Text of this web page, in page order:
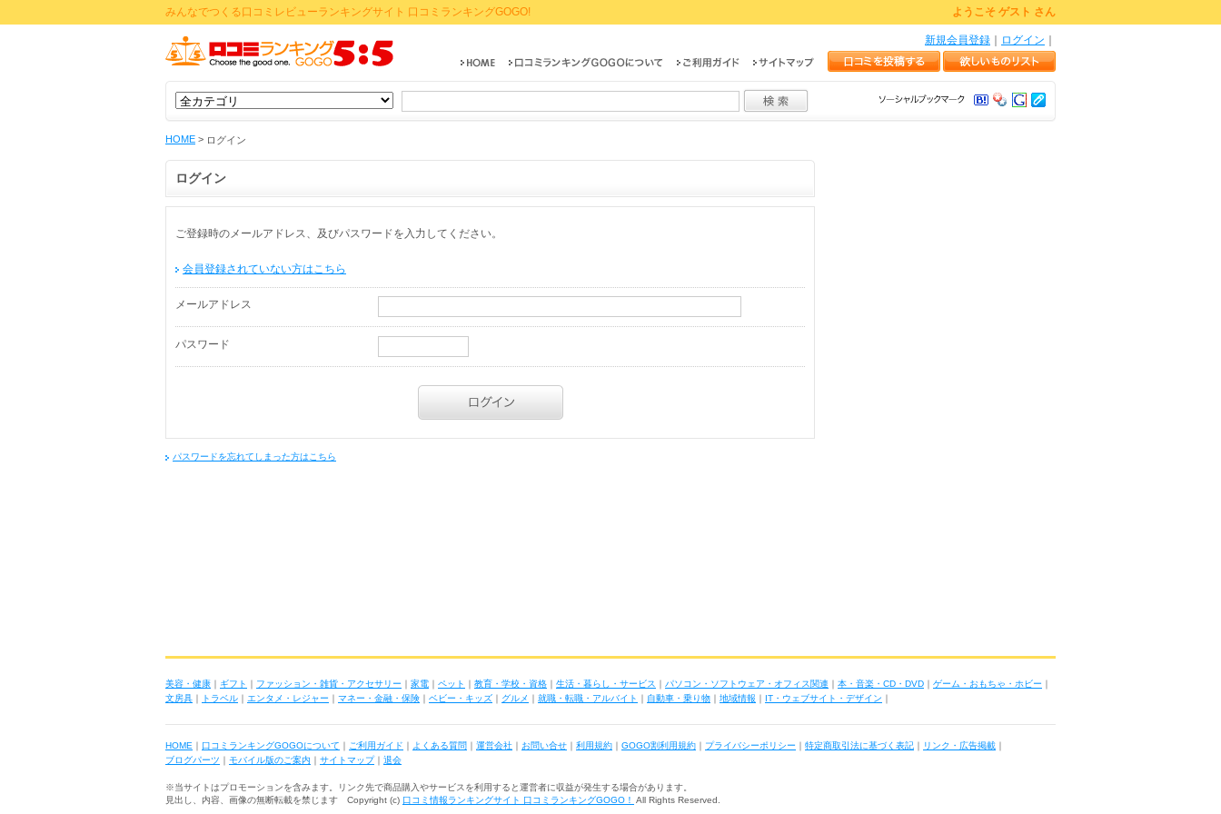
みんなでつくる口コミレビューランキングサイト 口コミランキングGOGO! ようこそ ゲスト さん
ログイン
新規会員登録
HOME > ログイン
ログイン
ご登録時のメールアドレス、及びパスワードを入力してください。
会員登録されていない方はこちら
メールアドレス
パスワード
パスワードを忘れてしまった方はこちら
美容・健康 ｜ ギフト ｜ ファッション・雑貨・アクセサリー ｜ 家電 ｜ ペット ｜ 教育・学校・資格 ｜ 生活・暮らし・サービス ｜ パソコン・ソフトウェア・オフィス関連 ｜ 本・音楽・CD・DVD ｜ ゲーム・おもちゃ・ホビー ｜
文房具 ｜ トラベル ｜ エンタメ・レジャー ｜ マネー・金融・保険 ｜ ベビー・キッズ ｜ グルメ ｜ 就職・転職・アルバイト ｜ 自動車・乗り物 ｜ 地域情報 ｜ IT・ウェブサイト・デザイン ｜
HOME ｜ 口コミランキングGOGOについて ｜ ご利用ガイド ｜ よくある質問 ｜ 運営会社 ｜ お問い合せ ｜ 利用規約 ｜ GOGO割利用規約 ｜ プライバシーポリシー ｜ 特定商取引法に基づく表記 ｜ リンク・広告掲載 ｜
ブログパーツ ｜ モバイル版のご案内 ｜ サイトマップ｜ 退会
※当サイトはプロモーションを含みます。リンク先で商品購入やサービスを利用すると運営者に収益が発生する場合があります。
見出し、内容、画像の無断転載を禁じます Copyright (c) 口コミ情報ランキングサイト 口コミランキングGOGO！ All Rights Reserved.